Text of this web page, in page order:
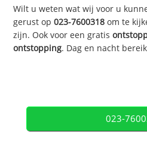
Wilt u weten wat wij voor u
gerust op023-7600318 om te
zijn. Ook voor een gratis
ontstopping. Dag en nacht
023-